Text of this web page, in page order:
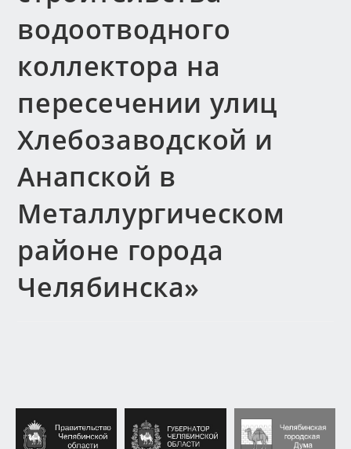
водоотводного
коллектора на
пересечении улиц
Хлебозаводской и
Анапской в
Металлургическом
районе города
Челябинска»